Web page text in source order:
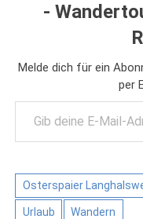
-
Melde dich für ein
per
Gib deine E-Mail-Adresse ein ...
Osterspaier
Urlaub Wandern